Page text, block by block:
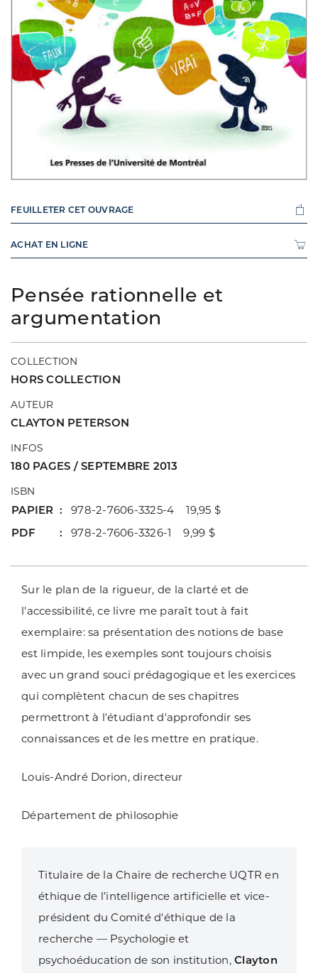
Pensée rationnelle et
argumentation
COLLECTION
HORS COLLECTION
AUTEUR
CLAYTON PETERSON
INFOS
180 PAGES / SEPTEMBRE 2013
ISBN
PAPIER
978-2-7606-3325-4 19,95 $
PDF
978-2-7606-3326-1 9,99 $
Sur le plan de la rigueur, de la clarté et de
l'accessibilité, ce livre me paraît tout à fait
exemplaire: sa présentation des notions de base
est limpide, les exemples sont toujours choisis
avec un grand souci prédagogique et les exercices
qui complètent chacun de ses chapitres
permettront à l'étudiant d'approfondir ses
connaissances et de les mettre en pratique.
Louis-André Dorion, directeur
Département de philosophie
Titulaire de la Chaire de recherche UQTR en
éthique de l’intelligence artificielle et vice-
président du Comité d'éthique de la
recherche — Psychologie et
psychoéducation de son institution, Clayton
FEUILLETER CET OUVRAGE
ACHAT EN LIGNE